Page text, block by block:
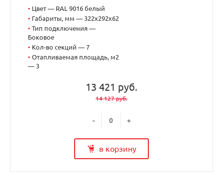
• Цвет — RAL 9016 белый
• Габариты, мм — 322x292x62
• Тип подключения —
Боковое
• Кол-во секций — 7
• Отапливаемая площадь, м2
— 3
13 421 руб.
14 127 руб.
- +
в корзину